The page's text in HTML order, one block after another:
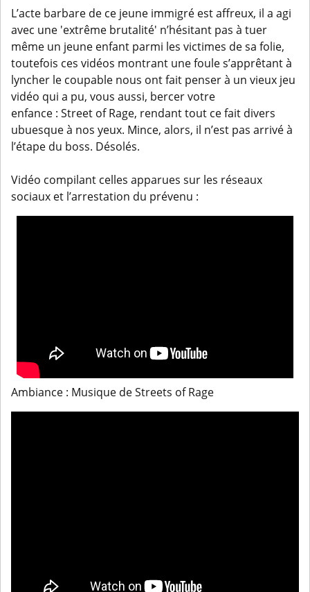
L’acte barbare de ce jeune immigré est affreux, il a agi
avec une 'extrême brutalité' n’hésitant pas à tuer
même un jeune enfant parmi les victimes de sa folie,
toutefois ces vidéos montrant une foule s’apprêtant à
lyncher le coupable nous ont fait penser à un vieux jeu
vidéo qui a pu, vous aussi, bercer votre
enfance : Street of Rage, rendant tout ce fait divers
ubuesque à nos yeux. Mince, alors, il n’est pas arrivé à
l’étape du boss. Désolés.
Vidéo compilant celles apparues sur les réseaux
sociaux et l’arrestation du prévenu :
Ambiance : Musique de Streets of Rage